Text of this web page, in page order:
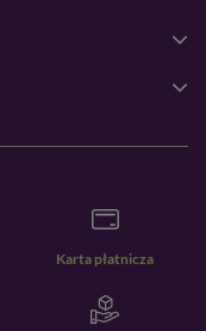
Karta płatnicza